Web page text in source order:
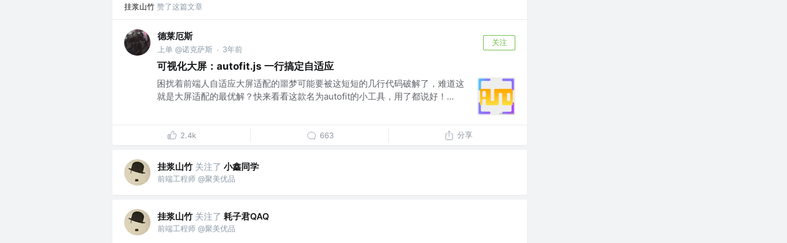
挂浆山竹 赞了这篇文章
德莱厄斯
上单 @诺克萨斯 · 3年前
关注
可视化大屏：autofit.js 一行搞定自适应
困扰着前端人自适应大屏适配的噩梦可能要被这短短的几行代码破解了，难道这
就是大屏适配的最优解？快来看看这款名为autofit的小工具，用了都说好！...
2.4k 663 分享
挂浆山竹 关注了 小鑫同学
前端工程师 @聚美优品
挂浆山竹 关注了 耗子君QAQ
前端工程师 @聚美优品